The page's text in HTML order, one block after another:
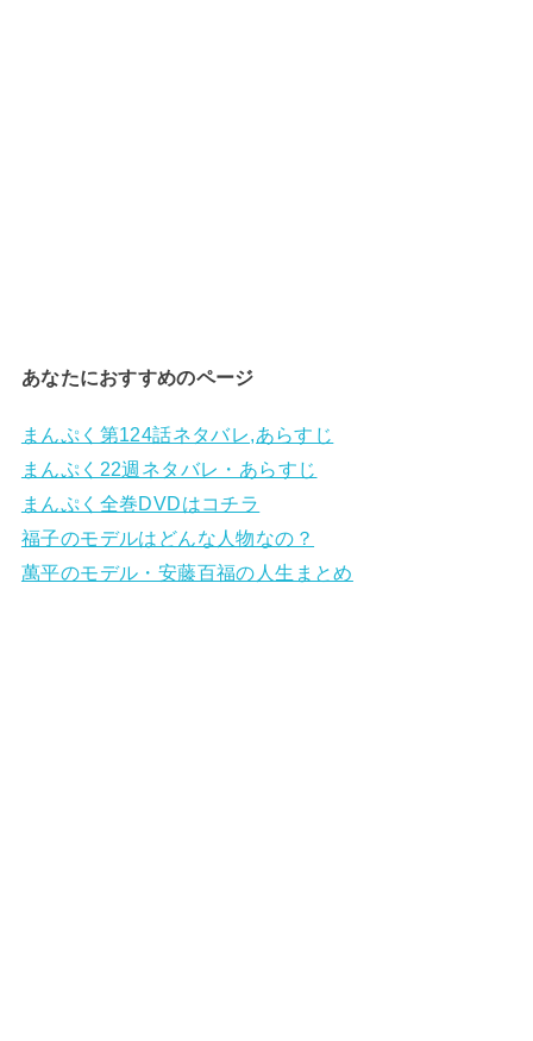
あなたにおすすめのページ
まんぷく第124話ネタバレ,あらすじ
まんぷく22週ネタバレ・あらすじ
まんぷく全巻DVDはコチラ
福子のモデルはどんな人物なの？
萬平のモデル・安藤百福の人生まとめ